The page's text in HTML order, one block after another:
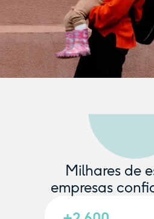
Milhares de
empresas